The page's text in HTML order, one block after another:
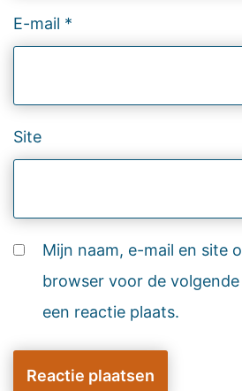
E-mail *
Site
Mijn naam, e-mail en site
browser voor de
een reactie plaats.